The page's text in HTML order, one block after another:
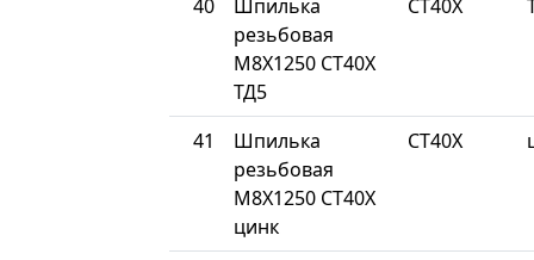
40
Шпилька
резьбовая
М8Х1250 СТ40Х
ТД5
СТ40Х
41
Шпилька
резьбовая
М8Х1250 СТ40Х
цинк
СТ40Х